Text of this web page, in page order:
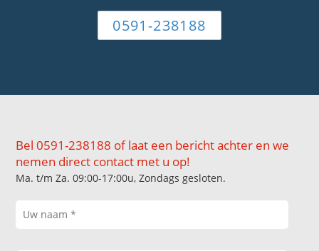
0591-238188
Bel 0591-238188 of laat een bericht achter en we
nemen direct contact met u op!
Ma. t/m Za. 09:00-17:00u, Zondags gesloten.